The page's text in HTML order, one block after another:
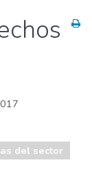
del sector